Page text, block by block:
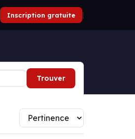
Inscription gratuite |
Trouver